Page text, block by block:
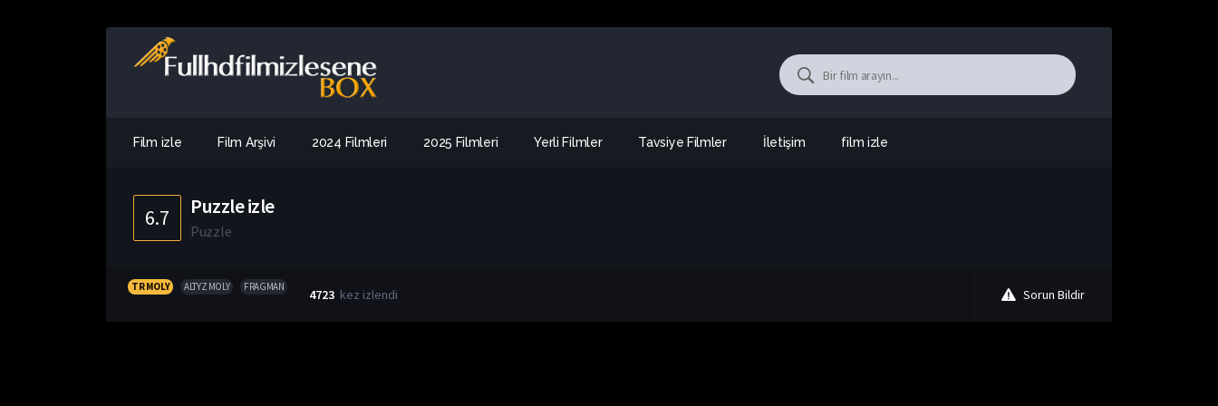
Film izle Film Arşivi 2024 Filmleri 2025 Filmleri Yerli Filmler Tavsiye Filmler İletişim film izle
6.7 Puzzle izle
Puzzle
TR MOLY ALTYZ MOLY FRAGMAN 4723 kez izlendi Sorun Bildir